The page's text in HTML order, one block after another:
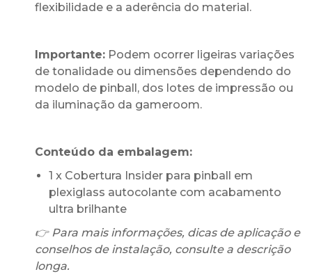
flexibilidade e a aderência do material.
Importante: Podem ocorrer ligeiras variações
de tonalidade ou dimensões dependendo do
modelo de pinball, dos lotes de impressão ou
da iluminação da gameroom.
Conteúdo da embalagem:
1 x Cobertura Insider para pinball em
plexiglass autocolante com acabamento
ultra brilhante
👉 Para mais informações, dicas de aplicação e
conselhos de instalação, consulte a descrição
longa.